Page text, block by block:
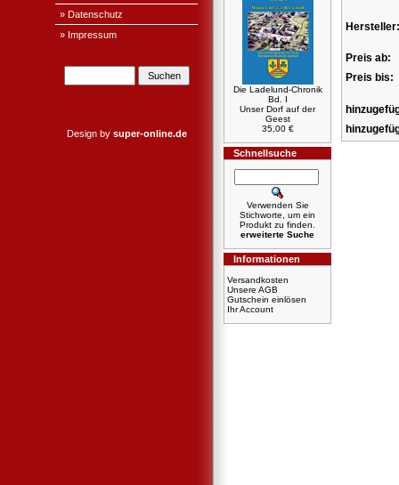
» Datenschutz
» Impressum
Design by super-online.de
Die Ladelund-Chronik
Bd. I
Unser Dorf auf der
Geest
35,00 €
Schnellsuche
Verwenden Sie
Stichworte, um ein
Produkt zu finden.
erweiterte Suche
Informationen
Versandkosten
Unsere AGB
Gutschein einlösen
Ihr Account
Hersteller:
Preis ab:
Preis bis: